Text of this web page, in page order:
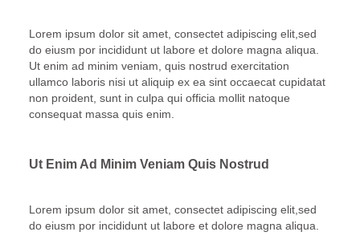
Lorem ipsum dolor sit amet, consectet adipiscing elit,sed
do eiusm por incididunt ut labore et dolore magna aliqua.
Ut enim ad minim veniam, quis nostrud exercitation
ullamco laboris nisi ut aliquip ex ea sint occaecat cupidatat
non proident, sunt in culpa qui officia mollit natoque
consequat massa quis enim.
Ut Enim Ad Minim Veniam Quis Nostrud
Lorem ipsum dolor sit amet, consectet adipiscing elit,sed
do eiusm por incididunt ut labore et dolore magna aliqua.